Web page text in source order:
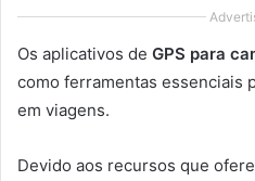
Os aplicativos de GPS para
como ferramentas essenciais
em viagens.
Devido aos recursos que